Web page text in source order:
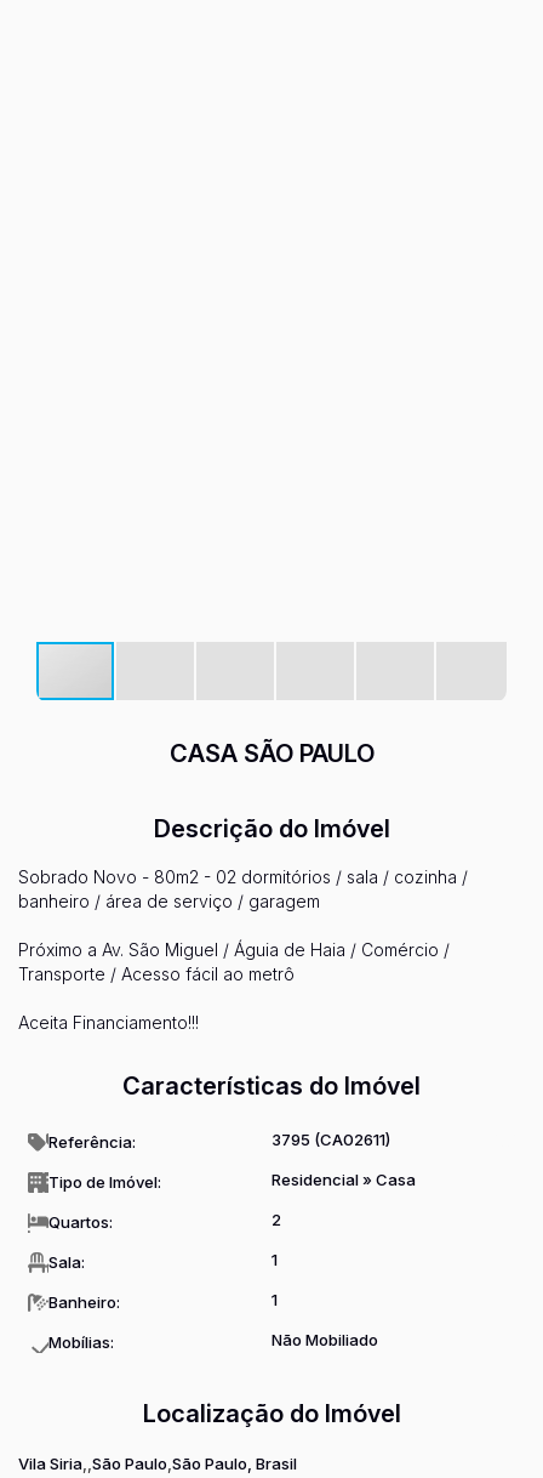
CASA SÃO PAULO
Descrição do Imóvel
Sobrado Novo - 80m2 - 02 dormitórios / sala / cozinha /
banheiro / área de serviço / garagem
Próximo a Av. São Miguel / Águia de Haia / Comércio /
Transporte / Acesso fácil ao metrô
Aceita Financiamento!!!
Características do Imóvel
Referência: 3795 (CA02611)
Tipo de Imóvel: Residencial» Casa
Quartos: 2
Sala: 1
Banheiro: 1
Mobílias: Não Mobiliado
Localização do Imóvel
Vila Siria São Paulo São Paulo, Brasil